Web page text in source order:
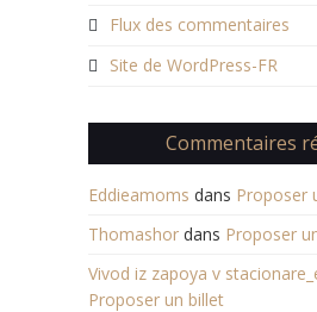
Flux des commentaires
Site de WordPress-FR
Commentaires
Eddieamoms dans Proposer
Thomashor dans Proposer
Vivod iz zapoya v
Proposer un billet